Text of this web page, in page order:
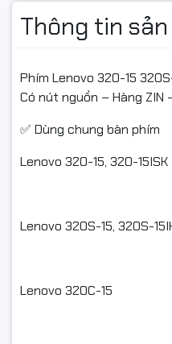
Thông tin
Phím Lenovo 320-15
Có nút nguồn – Hàng ZIN
✅ Dùng chung bàn phím
Lenovo 320-15, 320-15ISK
Lenovo 320S-15, 320S-
Lenovo 320C-15